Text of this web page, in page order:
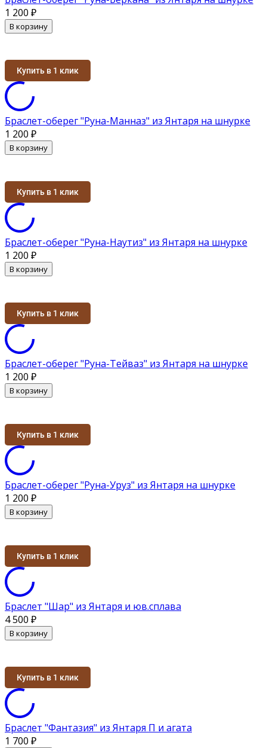
1 200 ₽
В корзину
Купить в 1 клик
Браслет-оберег "Руна-Манназ" из Янтаря на шнурке
1 200 ₽
В корзину
Купить в 1 клик
Браслет-оберег "Руна-Наутиз" из Янтаря на шнурке
1 200 ₽
В корзину
Купить в 1 клик
Браслет-оберег "Руна-Тейваз" из Янтаря на шнурке
1 200 ₽
В корзину
Купить в 1 клик
Браслет-оберег "Руна-Уруз" из Янтаря на шнурке
1 200 ₽
В корзину
Купить в 1 клик
Браслет "Шар" из Янтаря и юв.сплава
4 500 ₽
В корзину
Купить в 1 клик
Браслет "Фантазия" из Янтаря П и агата
1 700 ₽